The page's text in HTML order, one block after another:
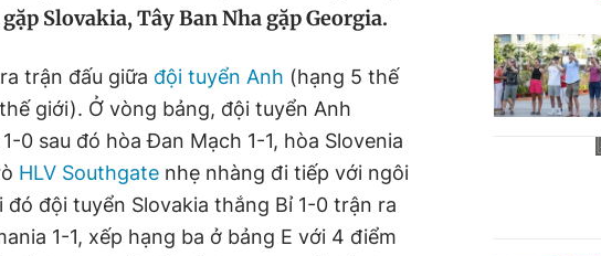
Slovakia, Tây Ban Nha gặp Georgia.
trận đấu giữa đội tuyển Anh (hạng 5 thế
giới). Ở vòng bảng, đội tuyển Anh
0 sau đó hòa Đan Mạch 1-1, hòa Slovenia
HLV Southgate nhẹ nhàng đi tiếp với ngôi
đội tuyển Slovakia thắng Bỉ 1-0 trận ra
1-1, xếp hạng ba ở bảng E với 4 điểm